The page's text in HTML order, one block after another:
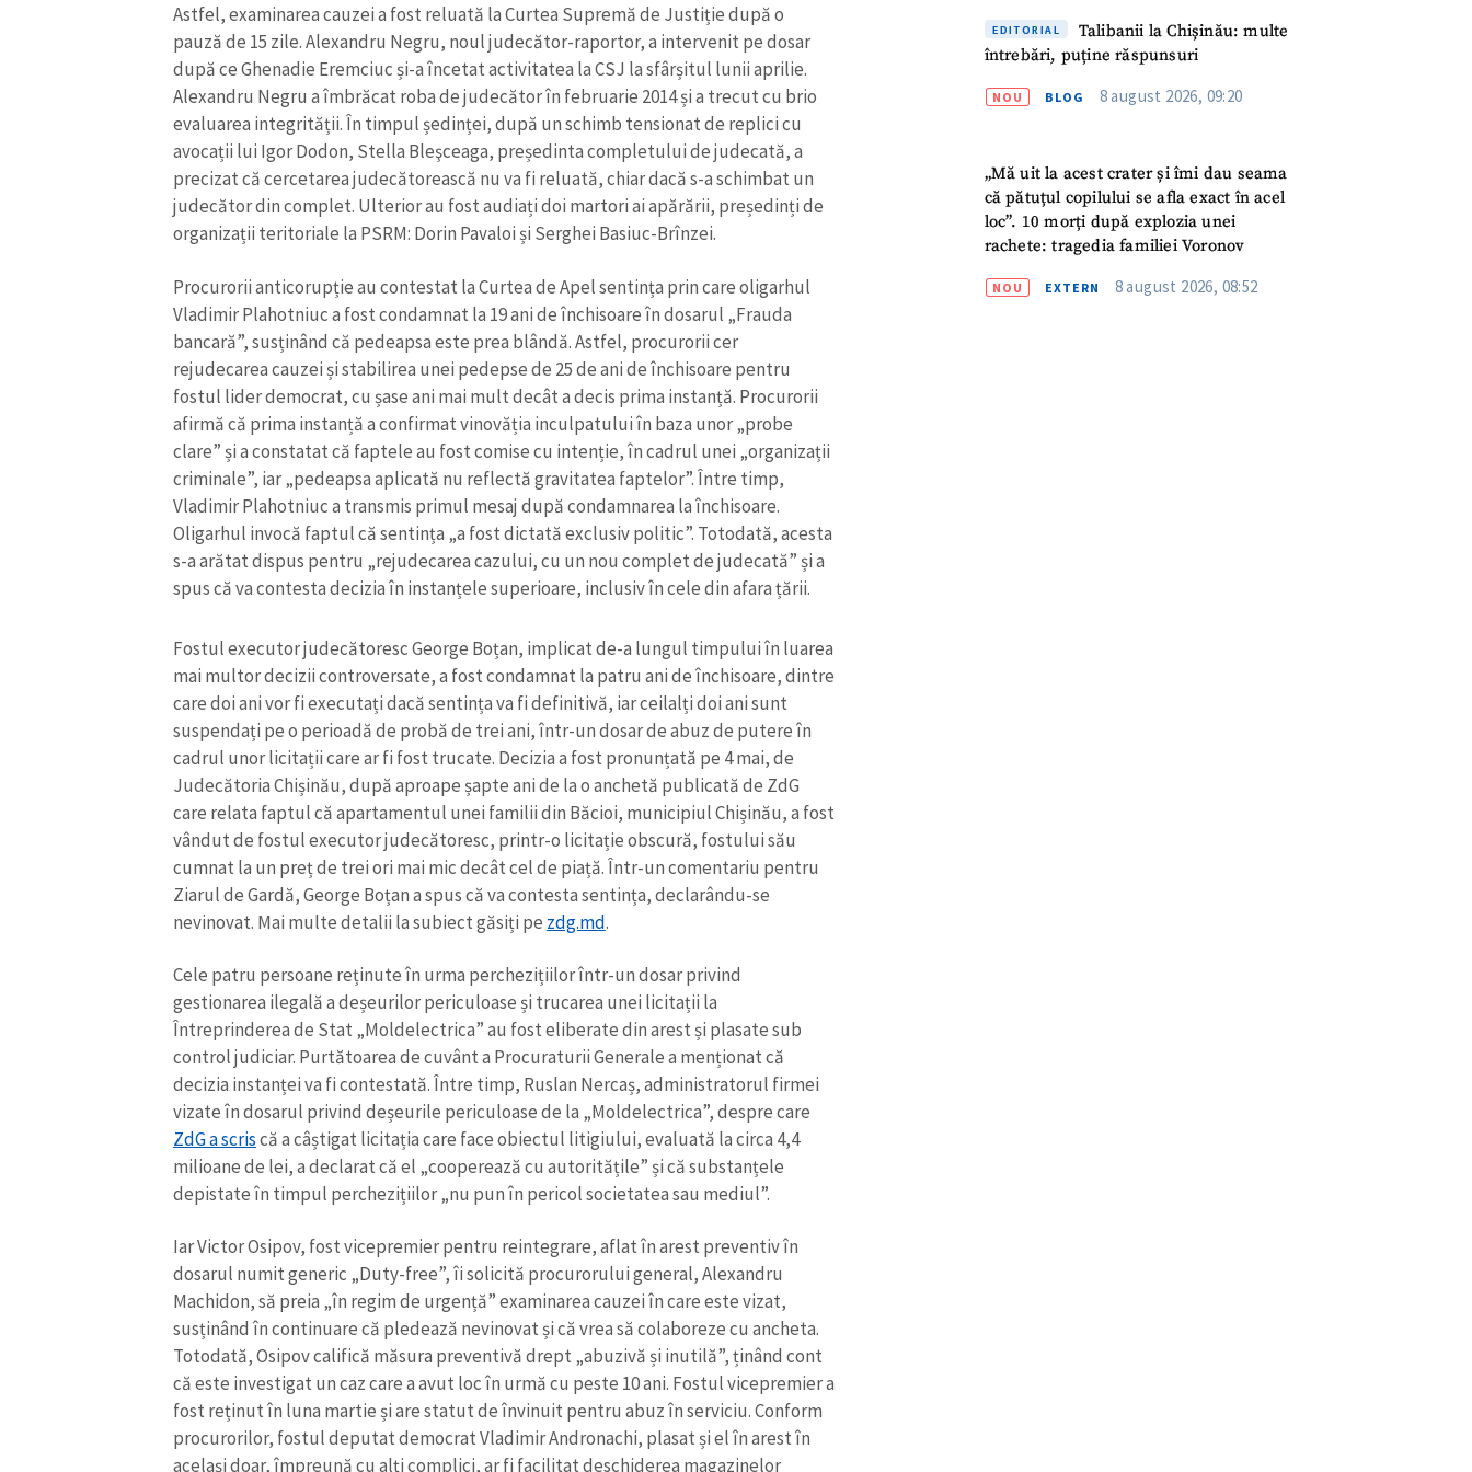
Astfel, examinarea cauzei a fost reluată la Curtea Supremă de Justiție după o
pauză de 15 zile. Alexandru Negru, noul judecător-raportor, a intervenit pe dosar
după ce Ghenadie Eremciuc și-a încetat activitatea la CSJ la sfârșitul lunii aprilie.
Alexandru Negru a îmbrăcat roba de judecător în februarie 2014 și a trecut cu brio
evaluarea integrității. În timpul ședinței, după un schimb tensionat de replici cu
avocații lui Igor Dodon, Stella Bleşceaga, președinta completului de judecată, a
precizat că cercetarea judecătorească nu va fi reluată, chiar dacă s-a schimbat un
judecător din complet. Ulterior au fost audiați doi martori ai apărării, președinți de
organizații teritoriale la PSRM: Dorin Pavaloi și Serghei Basiuc-Brînzei.
Procurorii anticorupție au contestat la Curtea de Apel sentința prin care oligarhul
Vladimir Plahotniuc a fost condamnat la 19 ani de închisoare în dosarul „Frauda
bancară”, susținând că pedeapsa este prea blândă. Astfel, procurorii cer
rejudecarea cauzei și stabilirea unei pedepse de 25 de ani de închisoare pentru
fostul lider democrat, cu șase ani mai mult decât a decis prima instanță. Procurorii
afirmă că prima instanță a confirmat vinovăția inculpatului în baza unor „probe
clare” și a constatat că faptele au fost comise cu intenție, în cadrul unei „organizații
criminale”, iar „pedeapsa aplicată nu reflectă gravitatea faptelor”. Între timp,
Vladimir Plahotniuc a transmis primul mesaj după condamnarea la închisoare.
Oligarhul invocă faptul că sentința „a fost dictată exclusiv politic”. Totodată, acesta
s-a arătat dispus pentru „rejudecarea cazului, cu un nou complet de judecată” și a
spus că va contesta decizia în instanțele superioare, inclusiv în cele din afara țării.
Fostul executor judecătoresc George Boțan, implicat de-a lungul timpului în luarea
mai multor decizii controversate, a fost condamnat la patru ani de închisoare, dintre
care doi ani vor fi executați dacă sentința va fi definitivă, iar ceilalți doi ani sunt
suspendați pe o perioadă de probă de trei ani, într-un dosar de abuz de putere în
cadrul unor licitații care ar fi fost trucate. Decizia a fost pronunțată pe 4 mai, de
Judecătoria Chișinău, după aproape șapte ani de la o anchetă publicată de ZdG
care relata faptul că apartamentul unei familii din Băcioi, municipiul Chișinău, a fost
vândut de fostul executor judecătoresc, printr-o licitație obscură, fostului său
cumnat la un preț de trei ori mai mic decât cel de piață. Într-un comentariu pentru
Ziarul de Gardă, George Boțan a spus că va contesta sentința, declarându-se
nevinovat. Mai multe detalii la subiect găsiți pe zdg.md.
Cele patru persoane reținute în urma perchezițiilor într-un dosar privind
gestionarea ilegală a deșeurilor periculoase și trucarea unei licitații la
Întreprinderea de Stat „Moldelectrica” au fost eliberate din arest și plasate sub
control judiciar. Purtătoarea de cuvânt a Procuraturii Generale a menționat că
decizia instanței va fi contestată. Între timp, Ruslan Nercaș, administratorul firmei
vizate în dosarul privind deșeurile periculoase de la „Moldelectrica”, despre care
ZdG a scriscă a câștigat licitația care face obiectul litigiului, evaluată la circa 4,4
milioane de lei, a declarat că el „cooperează cu autoritățile” și că substanțele
depistate în timpul perchezițiilor „nu pun în pericol societatea sau mediul”.
Iar Victor Osipov, fost vicepremier pentru reintegrare, aflat în arest preventiv în
dosarul numit generic „Duty-free”, îi solicită procurorului general, Alexandru
Machidon, să preia „în regim de urgență” examinarea cauzei în care este vizat,
susținând în continuare că pledează nevinovat și că vrea să colaboreze cu ancheta.
Totodată, Osipov califică măsura preventivă drept „abuzivă și inutilă”, ținând cont
că este investigat un caz care a avut loc în urmă cu peste 10 ani. Fostul vicepremier a
fost reținut în luna martie și are statut de învinuit pentru abuz în serviciu. Conform
procurorilor, fostul deputat democrat Vladimir Andronachi, plasat și el în arest în
același doar, împreună cu alți complici, ar fi facilitat deschiderea magazinelor
EDITORIAL
Talibanii la Chișinău: multe
întrebări, puține răspunsuri
NOU BLOG 8 august 2026, 09:20
„Mă uit la acest crater și îmi dau seama
că pătuțul copilului se afla exact în acel
loc”. 10 morți după explozia unei
rachete: tragedia familiei Voronov
NOU EXTERN 8 august 2026, 08:52
Link media + Link media
Mesajul știrei + Mesajul știrei
+ Telefon personal
TRIMITE ȘTIREA